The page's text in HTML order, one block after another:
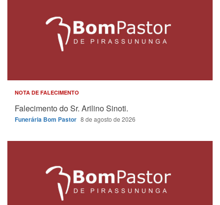
NOTA DE FALECIMENTO
Falecimento do Sr. Arilino Sinoti.
Funerária Bom Pastor 8 de agosto de 2026